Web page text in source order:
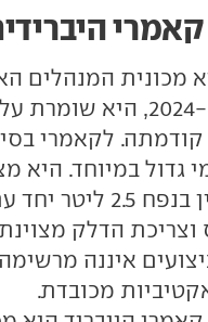
שלה, זה שהגיע לישראל
גדול במיוחד. היא
העושה שימוש
איננה
מכובדת.